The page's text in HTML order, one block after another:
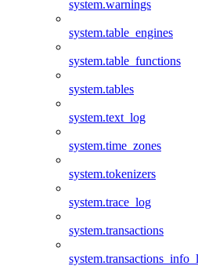
system.warnings
system.table_engines
system.table_functions
system.tables
system.text_log
system.time_zones
system.tokenizers
system.trace_log
system.transactions